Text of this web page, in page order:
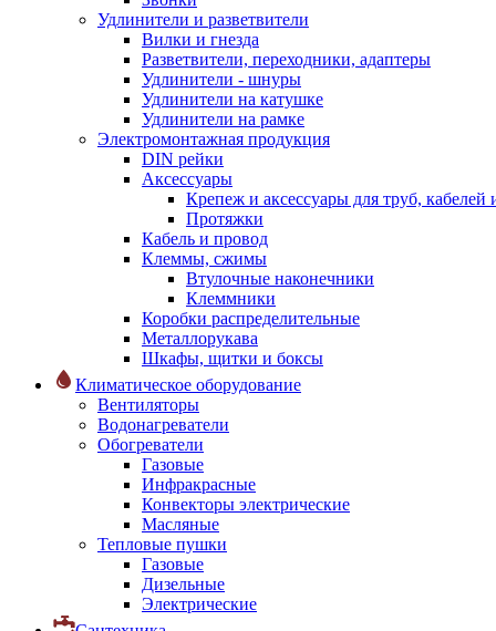
Удлинители и разветвители
Вилки и гнезда
Разветвители, переходники, адаптеры
Удлинители - шнуры
Удлинители на катушке
Удлинители на рамке
Электромонтажная продукция
DIN рейки
Аксессуары
Крепеж и аксессуары для труб, кабелей
Протяжки
Кабель и провод
Клеммы, сжимы
Втулочные наконечники
Клеммники
Коробки распределительные
Металлорукава
Шкафы, щитки и боксы
Климатическое оборудование
Вентиляторы
Водонагреватели
Обогреватели
Газовые
Инфракрасные
Конвекторы электрические
Масляные
Тепловые пушки
Газовые
Дизельные
Электрические